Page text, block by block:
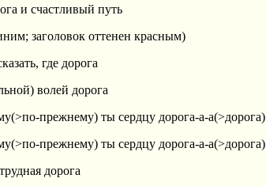
и счастливый путь
заголовок оттенен красным)
где дорога
волей дорога
прежнему) ты сердцу дорога-а-а(>дорога)
прежнему) ты сердцу дорога-а-а(>дорога)
дорога